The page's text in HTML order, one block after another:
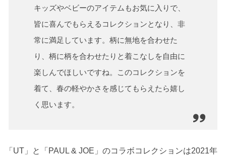
キッズやベビーのアイテムもお気に入りで、
皆に喜んでもらえるコレクションとなり、非
常に満足しています。柄に無地を合わせた
り、柄に柄を合わせたりと着こなしを自由に
楽しんでほしいですね。このコレクションを
着て、春の軽やかさを感じてもらえたら嬉し
く思います。
「UT」と「PAUL & JOE」のコラボコレクションは2021年